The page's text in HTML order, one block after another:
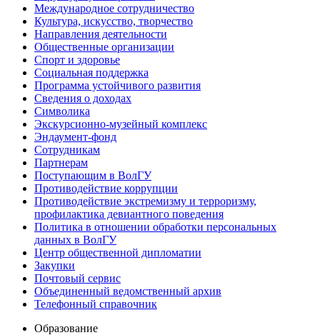
Международное сотрудничество
Культура, искусство, творчество
Направления деятельности
Общественные организации
Спорт и здоровье
Социальная поддержка
Программа устойчивого развития
Сведения о доходах
Символика
Экскурсионно-музейный комплекс
Эндаумент-фонд
Сотрудникам
Партнерам
Поступающим в ВолГУ
Противодействие коррупции
Противодействие экстремизму и терроризму,
профилактика девиантного поведения
Политика в отношении обработки персональных
данных в ВолГУ
Центр общественной дипломатии
Закупки
Почтовый сервис
Объединенный ведомственный архив
Телефонный справочник
Образование